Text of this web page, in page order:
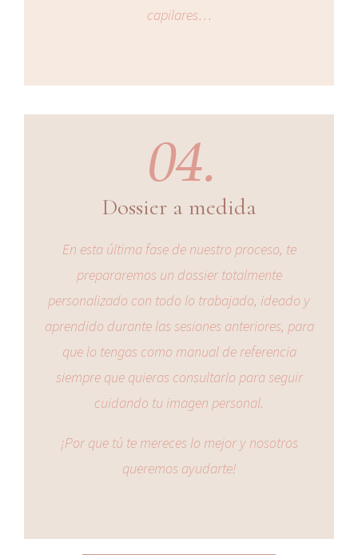
capilares…
Dossier a medida
En esta última fase de nuestro proceso, te
prepararemos un dossier totalmente
personalizado con todo lo trabajado, ideado y
aprendido durante las sesiones anteriores, para
que lo tengas como manual de referencia
siempre que quieras consultarlo para seguir
cuidando tu imagen personal.
¡Por que tú te mereces lo mejor y nosotros
queremos ayudarte!